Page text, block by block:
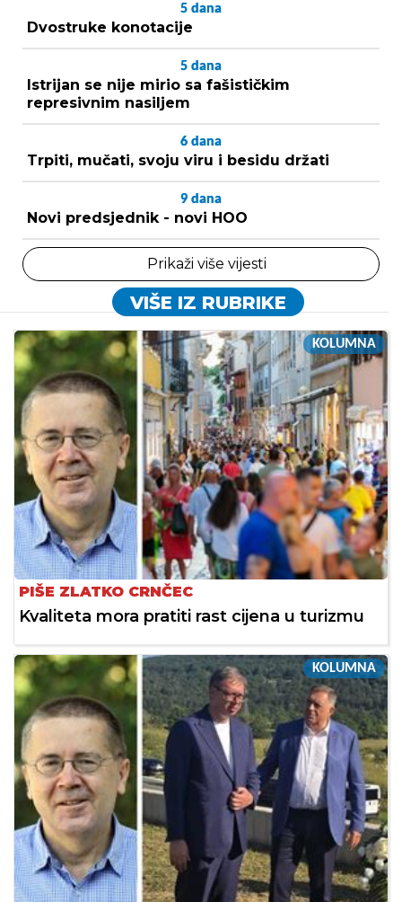
5 dana
Dvostruke konotacije
5 dana
Istrijan se nije mirio sa fašističkim
represivnim nasiljem
6 dana
Trpiti, mučati, svoju viru i besidu držati
9 dana
Novi predsjednik - novi HOO
Prikaži više vijesti
VIŠE IZ RUBRIKE
KOLUMNA
PIŠE ZLATKO CRNČEC
Kvaliteta mora pratiti rast cijena u turizmu
KOLUMNA